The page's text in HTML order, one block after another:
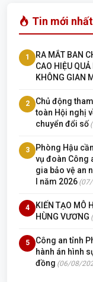
Tin mới nhất
1
RA MẮT BAN
CAO HIỆU
KHÔNG GIAN
2
Chủ động
toàn Hội nghị
chuyển đổi số
3
Phòng Hậu
vụ đoàn Công
gia bảo vệ an
I năm 2026
4
KIẾN TẠO MÔ
HÙNG VƯƠNG
5
Công an tỉnh
hành án hình
đồng (06/08/